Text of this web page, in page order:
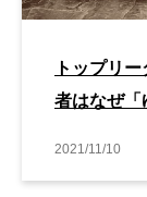
トップリ
者はなぜ「
2021/11/10